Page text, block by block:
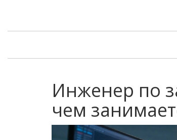
Инженер по
чем